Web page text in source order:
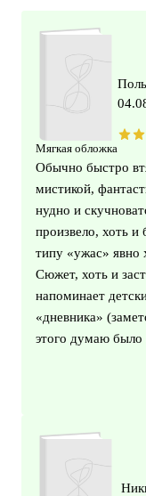
Мягкая обложка
Обычно быстро
мистикой,
нудно и
произвело, хоть и
типу «ужас» явно
Сюжет, хоть и
напоминает
«дневника»
этого думаю было